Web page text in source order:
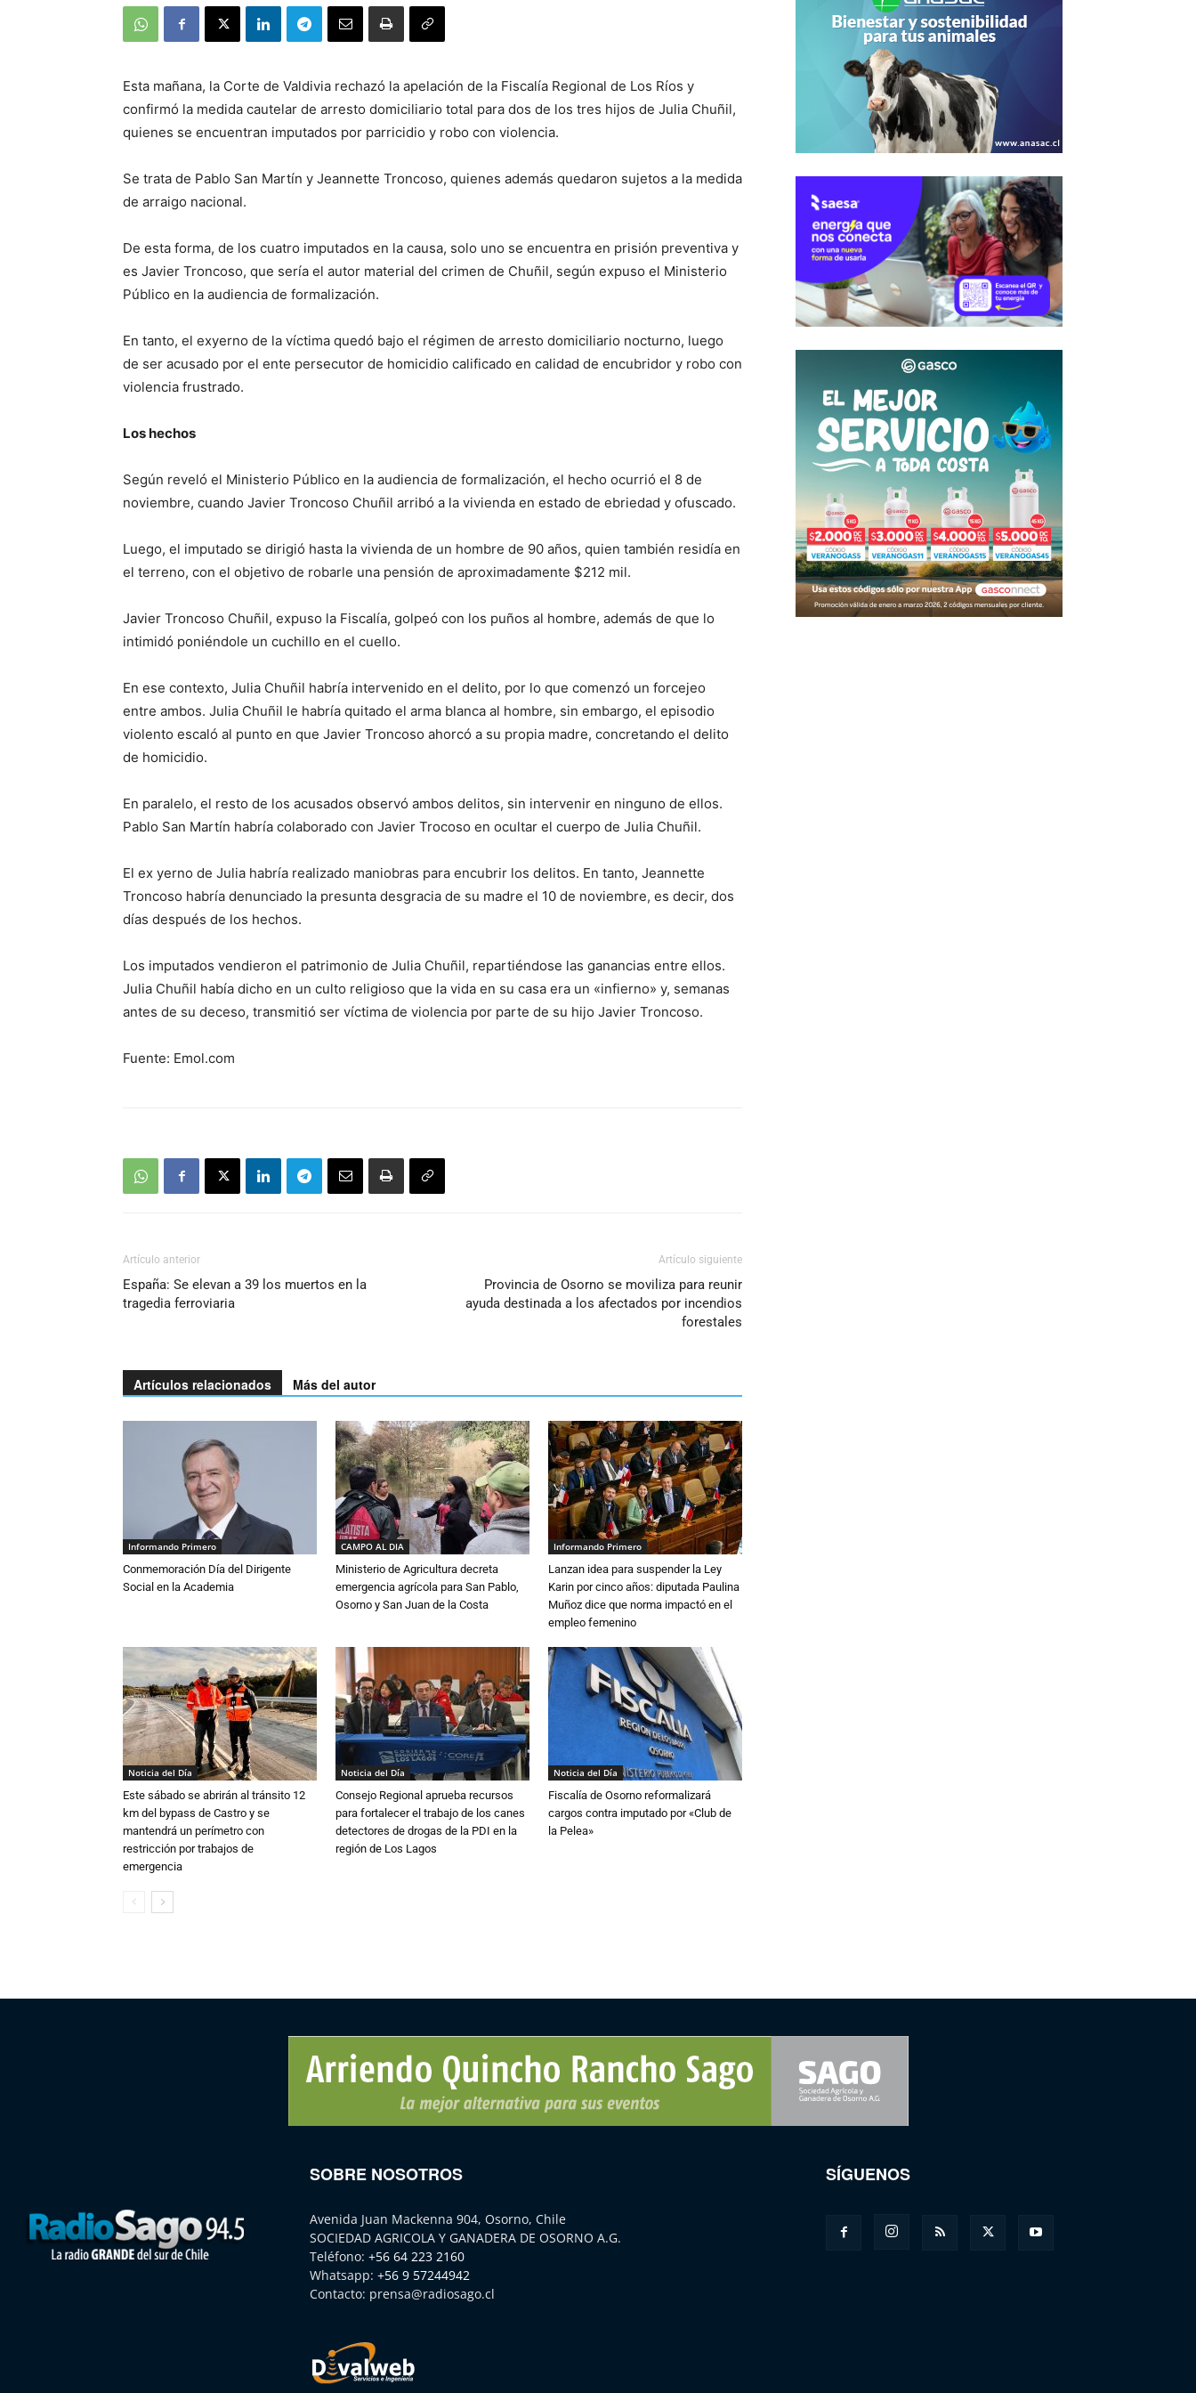
Esta mañana, la Corte de Valdivia rechazó la apelación de la Fiscalía Regional de Los Ríos y
confirmó la medida cautelar de arresto domiciliario total para dos de los tres hijos de Julia Chuñil,
quienes se encuentran imputados por parricidio y robo con violencia.
Se trata de Pablo San Martín y Jeannette Troncoso, quienes además quedaron sujetos a la medida
de arraigo nacional.
De esta forma, de los cuatro imputados en la causa, solo uno se encuentra en prisión preventiva y
es Javier Troncoso, que sería el autor material del crimen de Chuñil, según expuso el Ministerio
Público en la audiencia de formalización.
En tanto, el exyerno de la víctima quedó bajo el régimen de arresto domiciliario nocturno, luego
de ser acusado por el ente persecutor de homicidio calificado en calidad de encubridor y robo con
violencia frustrado.
Los hechos
Según reveló el Ministerio Público en la audiencia de formalización, el hecho ocurrió el 8 de
noviembre, cuando Javier Troncoso Chuñil arribó a la vivienda en estado de ebriedad y ofuscado.
Luego, el imputado se dirigió hasta la vivienda de un hombre de 90 años, quien también residía en
el terreno, con el objetivo de robarle una pensión de aproximadamente $212 mil.
Javier Troncoso Chuñil, expuso la Fiscalía, golpeó con los puños al hombre, además de que lo
intimidó poniéndole un cuchillo en el cuello.
En ese contexto, Julia Chuñil habría intervenido en el delito, por lo que comenzó un forcejeo
entre ambos. Julia Chuñil le habría quitado el arma blanca al hombre, sin embargo, el episodio
violento escaló al punto en que Javier Troncoso ahorcó a su propia madre, concretando el delito
de homicidio.
En paralelo, el resto de los acusados observó ambos delitos, sin intervenir en ninguno de ellos.
Pablo San Martín habría colaborado con Javier Trocoso en ocultar el cuerpo de Julia Chuñil.
El ex yerno de Julia habría realizado maniobras para encubrir los delitos. En tanto, Jeannette
Troncoso habría denunciado la presunta desgracia de su madre el 10 de noviembre, es decir, dos
días después de los hechos.
Los imputados vendieron el patrimonio de Julia Chuñil, repartiéndose las ganancias entre ellos.
Julia Chuñil había dicho en un culto religioso que la vida en su casa era un «infierno» y, semanas
antes de su deceso, transmitió ser víctima de violencia por parte de su hijo Javier Troncoso.
Fuente: Emol.com
Artículo anterior
España: Se elevan a 39 los muertos en la
tragedia ferroviaria
Artículo siguiente
Provincia de Osorno se moviliza para reunir
ayuda destinada a los afectados por incendios
forestales
Artículos relacionados Más del autor
Informando Primero
Conmemoración Día del Dirigente
Social en la Academia
CAMPO AL DIA
Ministerio de Agricultura decreta
emergencia agrícola para San Pablo,
Osorno y San Juan de la Costa
Informando Primero
Lanzan idea para suspender la Ley
Karin por cinco años: diputada Paulina
Muñoz dice que norma impactó en el
empleo femenino
Noticia del Día
Este sábado se abrirán al tránsito 12
km del bypass de Castro y se
mantendrá un perímetro con
restricción por trabajos de
emergencia
Noticia del Día
Consejo Regional aprueba recursos
para fortalecer el trabajo de los canes
detectores de drogas de la PDI en la
región de Los Lagos
Noticia del Día
Fiscalía de Osorno reformalizará
cargos contra imputado por «Club de
la Pelea»
SOBRE NOSOTROS
Avenida Juan Mackenna 904, Osorno, Chile
SOCIEDAD AGRICOLA Y GANADERA DE OSORNO A.G.
Teléfono: +56 64 223 2160
Whatsapp: +56 9 57244942
Contacto: prensa@radiosago.cl
SÍGUENOS